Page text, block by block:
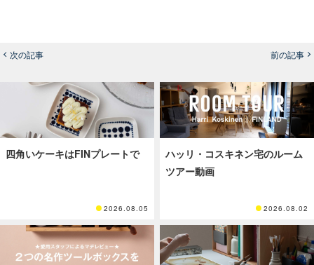
次の記事 前の記事
四角いケーキはFINプレートで
2026.08.05
ハッリ・コスキネン宅のルーム
ツアー動画
2026.08.02